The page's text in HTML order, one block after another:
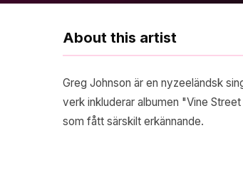
About this artist
Greg Johnson är en nyzeeländsk
verk inkluderar albumen "Vine
som fått särskilt erkännande.